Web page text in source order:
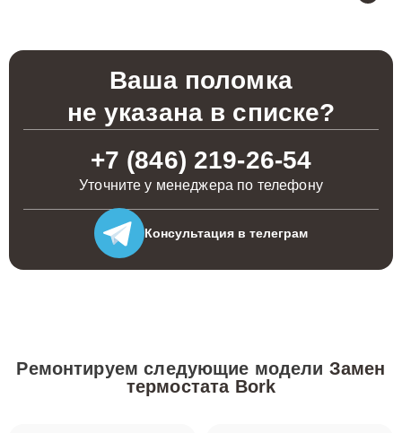
Ваша поломка
не указана в списке?
+7 (846) 219-26-54
Уточните у менеджера по телефону
Консультация в телеграм
Ремонтируем следующие модели Замен
термостата Bork